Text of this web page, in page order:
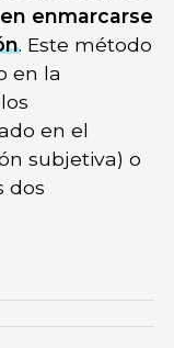
enmarcarse
. Este método
en la
en el
subjetiva) o
dos